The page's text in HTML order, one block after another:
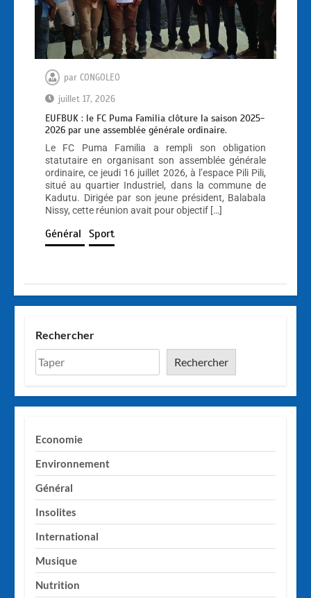
par CONGOLEO
juillet 17, 2026
EUFBUK : le FC Puma Familia clôture la saison 2025-
2026 par une assemblée générale ordinaire.
Le FC Puma Familia a rempli son obligation
statutaire en organisant son assemblée générale
ordinaire, ce jeudi 16 juillet 2026, à l’espace Pili Pili,
situé au quartier Industriel, dans la commune de
Kadutu. Dirigée par son jeune président, Balabala
Nissy, cette réunion avait pour objectif […]
Général Sport
Rechercher
Rechercher
Economie
Environnement
Général
Insolites
International
Musique
Nutrition